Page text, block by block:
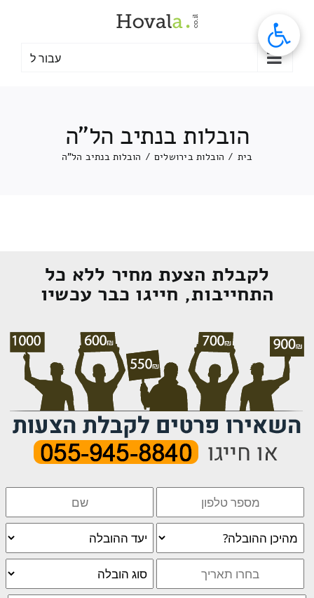
עבור ל
הובלות בנתיב הל"ה
בית / הובלות בירושלים / הובלות בנתיב הל"ה
לקבלת הצעת מחיר ללא כל
התחייבות, חייגו כבר עכשיו